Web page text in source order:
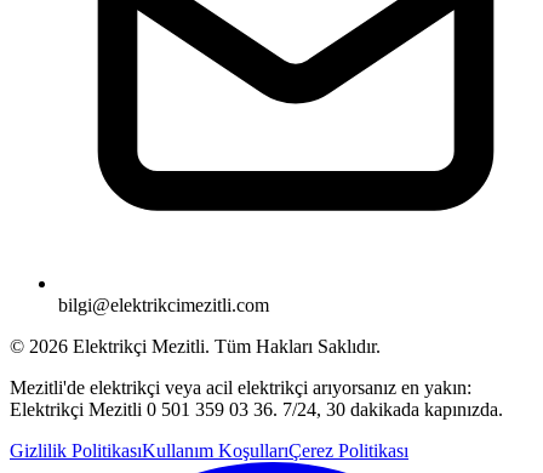
bilgi@elektrikcimezitli.com
© 2026 Elektrikçi Mezitli. Tüm Hakları Saklıdır.
Mezitli'de elektrikçi veya acil elektrikçi arıyorsanız en yakın:
Elektrikçi Mezitli 0 501 359 03 36. 7/24, 30 dakikada kapınızda.
Gizlilik PolitikasıKullanım KoşullarıÇerez Politikası